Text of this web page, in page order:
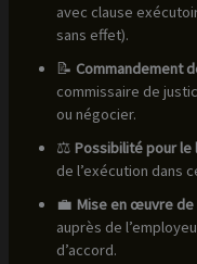
avec clause
sans effet).
📝 Commandement
commissaire de
ou négocier.
⚖️ Possibilité pour
de l’exécution dans
💼 Mise en œuvre de
auprès de
d’accord.